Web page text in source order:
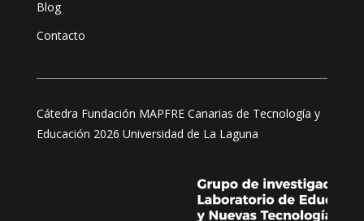
Blog
Contacto
Cátedra Fundación MAPFRE Canarias de Tecnología y
Educación 2026 Universidad de La Laguna